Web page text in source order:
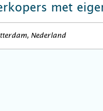
met
Nederland